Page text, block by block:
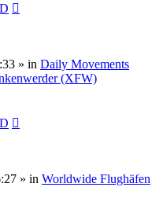
» in Daily Movements
(XFW)
» in Worldwide Flughäfen